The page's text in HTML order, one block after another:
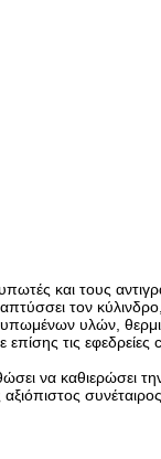
και τους
τον
υλών,
τις
να καθιερώσει
συνέταιρος.